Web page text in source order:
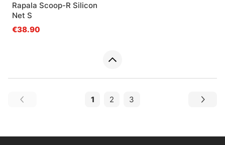
Rapala Scoop-R Silicon
Net S
€38.90
1 2 3